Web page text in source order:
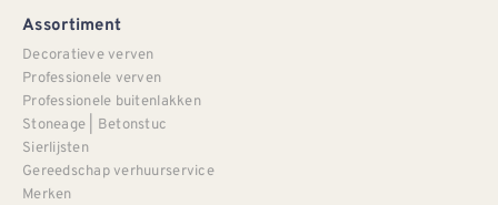
Assortiment
Decoratieve verven
Professionele verven
Professionele buitenlakken
Stoneage | Betonstuc
Sierlijsten
Gereedschap verhuurservice
Merken